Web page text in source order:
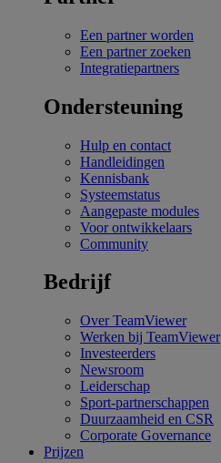
Een partner worden
Een partner zoeken
Integratiepartners
Ondersteuning
Hulp en contact
Handleidingen
Kennisbank
Systeemstatus
Aangepaste modules
Voor ontwikkelaars
Community
Bedrijf
Over TeamViewer
Werken bij TeamViewer
Investeerders
Newsroom
Leiderschap
Sport-partnerschappen
Duurzaamheid en CSR
Corporate Governance
Prijzen